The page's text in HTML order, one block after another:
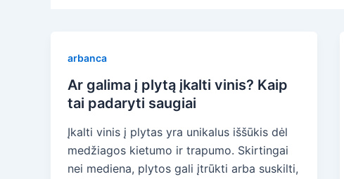
arbanca
Ar galima į plytą įkalti vinis? Kaip
tai padaryti saugiai
Įkalti vinis į plytas yra unikalus iššūkis dėl
medžiagos kietumo ir trapumo. Skirtingai
nei mediena, plytos gali įtrūkti arba suskilti,